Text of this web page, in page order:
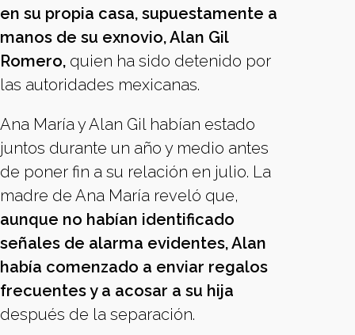
en su propia casa, supuestamente a
manos de su exnovio, Alan Gil
Romero, quien ha sido detenido por
las autoridades mexicanas.
Ana María y Alan Gil habían estado
juntos durante un año y medio antes
de poner fin a su relación en julio. La
madre de Ana María reveló que,
aunque no habían identificado
señales de alarma evidentes, Alan
había comenzado a enviar regalos
frecuentes y a acosar a su hija
después de la separación.